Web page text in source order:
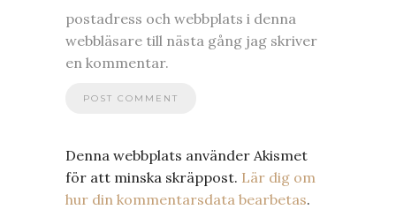
postadress och webbplats i denna
webbläsare till nästa gång jag skriver
en kommentar.
Denna webbplats använder Akismet
för att minska skräppost. Lär dig om
hur din kommentarsdata bearbetas.